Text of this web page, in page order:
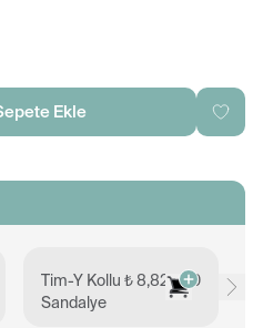
Ekle
Tim-Y Kollu
Sandalye
₺ 8,828.00